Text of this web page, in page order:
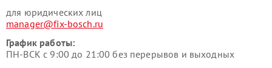
для юридических лиц
manager@fix-bosch.ru
График работы:
ПН-ВСК с 9:00 до 21:00 без перерывов и выходных